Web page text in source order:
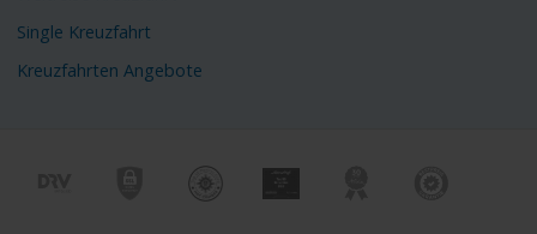
Single Kreuzfahrt
Kreuzfahrten Angebote